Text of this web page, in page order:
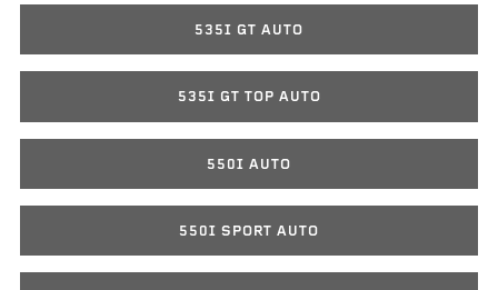
535I GT AUTO
535I GT TOP AUTO
550I AUTO
550I SPORT AUTO